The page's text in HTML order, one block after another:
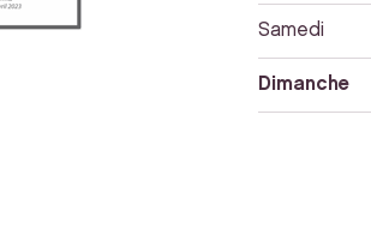
Samedi
Dimanche